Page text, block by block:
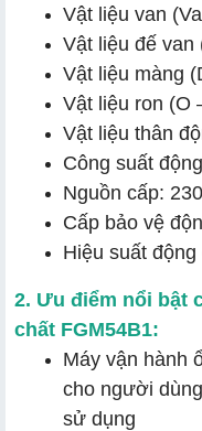
Vật liệu van
Vật liệu đế van
Vật liệu màng
Vật liệu ron (O
Vật liệu thân
Công suất
Nguồn cấp:
Cấp bảo vệ
Hiệu suất
2. Ưu điểm nổi bật
chất FGM54B1:
Máy vận hành
cho người
sử dụng